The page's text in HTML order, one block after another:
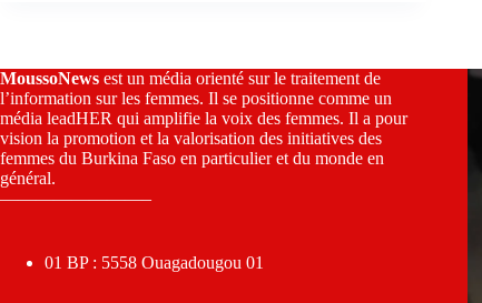
MoussoNews est un média orienté sur le traitement de
l’information sur les femmes. Il se positionne comme un
média leadHER qui amplifie la voix des femmes. Il a pour
vision la promotion et la valorisation des initiatives des
femmes du Burkina Faso en particulier et du monde en
général.
————————–
01 BP : 5558 Ouagadougou 01